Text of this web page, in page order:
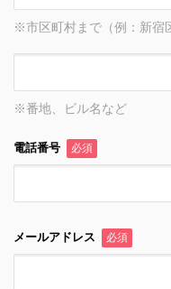
※市区町村まで（例：新宿
※番地、ビル名など
電話番号 必須
メールアドレス 必須